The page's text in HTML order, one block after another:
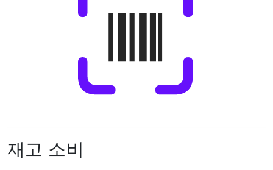
재고 소비